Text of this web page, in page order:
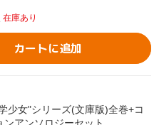
在庫あり
カートに追加
学少女"シリーズ(文庫版)全巻+コ
ンアンソロジーセット